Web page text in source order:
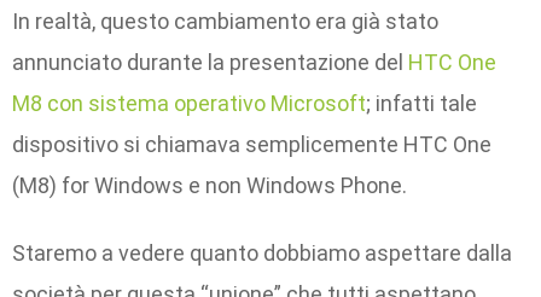
In realtà, questo cambiamento era già stato
annunciato durante la presentazione del HTC One
M8 con sistema operativo Microsoft; infatti tale
dispositivo si chiamava semplicemente HTC One
(M8) for Windows e non Windows Phone.
Staremo a vedere quanto dobbiamo aspettare dalla